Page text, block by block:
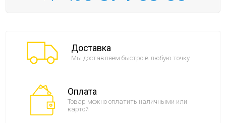
Доставка
Мы доставляем быстро в любую точку
Оплата
Товар можно оплатить наличными или
картой